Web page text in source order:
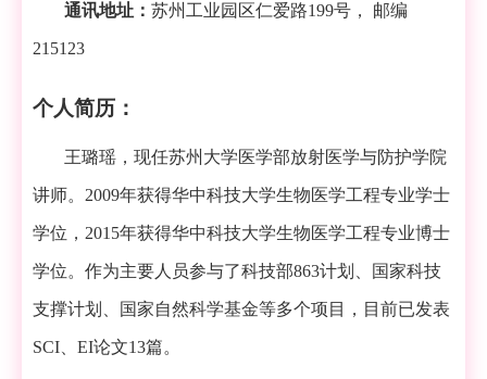
通讯地址： 苏州工业园区仁爱路199号， 邮编
215123
个人简历：
王璐瑶，现任苏州大学医学部放射医学与防护学院
讲师。 2009年获得华中科技大学生物医学工程专业学士
学位， 2015年获得华中科技大学生物医学工程专业博士
学位。作为主要人员参与了科技部863计划、国家科技
支撑计划 国家自然科学基金等多个项目，目前已发表
SCI EI论文13篇。